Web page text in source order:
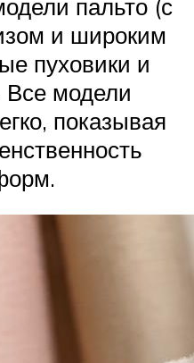
пальто (с
и широким
пуховики и
Все модели
показывая